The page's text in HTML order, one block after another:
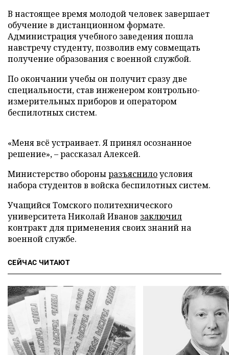
В настоящее время молодой человек завершает
обучение в дистанционном формате.
Администрация учебного заведения пошла
навстречу студенту, позволив ему совмещать
получение образования с военной службой.
По окончании учебы он получит сразу две
специальности, став инженером контрольно-
измерительных приборов и оператором
беспилотных систем.
«Меня всё устраивает. Я принял осознанное
решение», – рассказал Алексей.
Министерство обороныразъяснилоусловия
набора студентов в войска беспилотных систем.
Учащийся Томского политехнического
университета Николай Иванов заключил
контракт для применения своих знаний на
военной службе.
СЕЙЧАС ЧИТАЮТ